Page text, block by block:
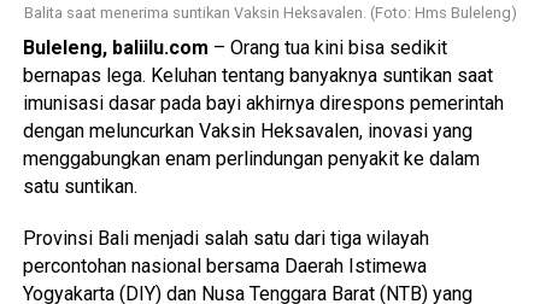
Balita saat menerima suntikan Vaksin Heksavalen. (Foto: Hms Buleleng)
Buleleng, baliilu.com – Orang tua kini bisa sedikit
bernapas lega. Keluhan tentang banyaknya suntikan saat
imunisasi dasar pada bayi akhirnya direspons pemerintah
dengan meluncurkan Vaksin Heksavalen, inovasi yang
menggabungkan enam perlindungan penyakit ke dalam
satu suntikan.
Provinsi Bali menjadi salah satu dari tiga wilayah
percontohan nasional bersama Daerah Istimewa
Yogyakarta (DIY) dan Nusa Tenggara Barat (NTB) yang